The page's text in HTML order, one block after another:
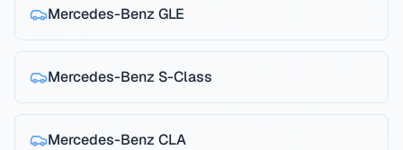
Mercedes-Benz GLE
Mercedes-Benz S-Class
Mercedes-Benz CLA